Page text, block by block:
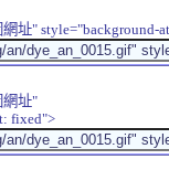
址" style="background-
網址"
fixed">